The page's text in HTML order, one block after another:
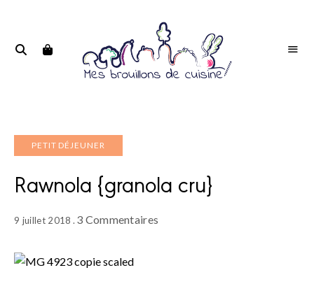
PETIT DÉJEUNER
Rawnola {granola cru}
9 juillet 2018 3 Commentaires